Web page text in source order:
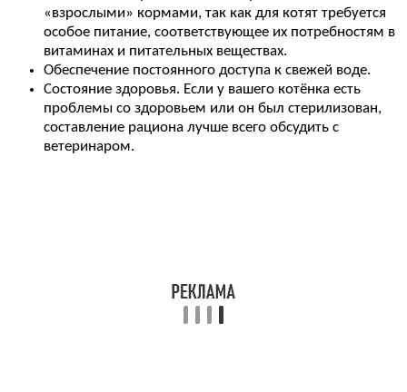
«взрослыми» кормами, так как для котят требуется
особое питание, соответствующее их потребностям в
витаминах и питательных веществах.
Обеспечение постоянного доступа к свежей воде.
Состояние здоровья. Если у вашего котёнка есть
проблемы со здоровьем или он был стерилизован,
составление рациона лучше всего обсудить с
ветеринаром.